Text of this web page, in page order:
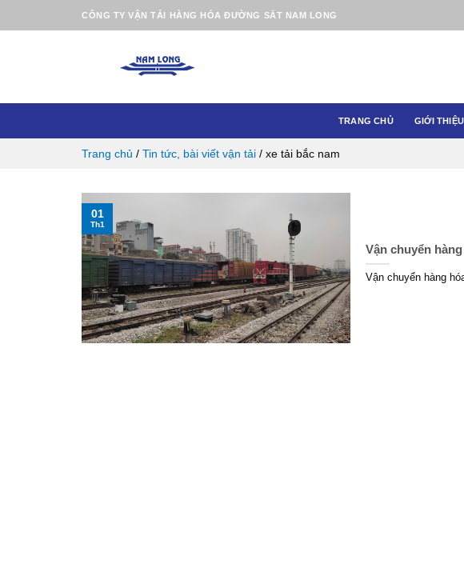
CÔNG TY VẬN TẢI HÀNG HÓA ĐƯỜNG SẮT NAM LONG
TRANG CHỦ GIỚI THIỆU
Trang chủ / Tin tức, bài viết vận tải / xe tải bắc nam
Vận chuyển
Vận chuyển hàng
01
Th1